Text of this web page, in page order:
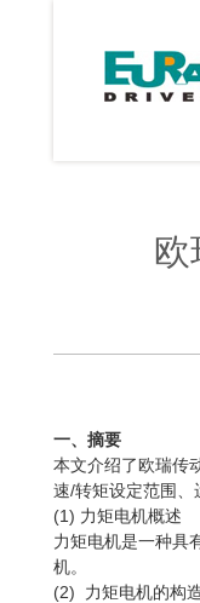
欧
一、摘要
本文介绍了欧瑞传
速/转矩设定范围、
(1) 力矩电机概述
力矩电机是一种具
机。
(2) 力矩电机的构